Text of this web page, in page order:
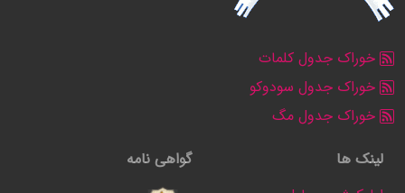
خوراک جدول کلمات
خوراک جدول سودوکو
خوراک جدول مگ
لینک ها
گواهی نامه